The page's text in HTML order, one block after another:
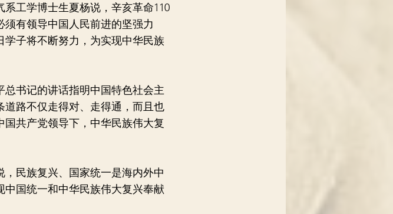
工学博士生夏杨说，辛亥革命110
有领导中国人民前进的坚强力
子将不断努力，为实现中华民族
书记的讲话指明中国特色社会主
道路不仅走得对、走得通，而且也
共产党领导下，中华民族伟大复
民族复兴、国家统一是海内外中
国统一和中华民族伟大复兴奉献